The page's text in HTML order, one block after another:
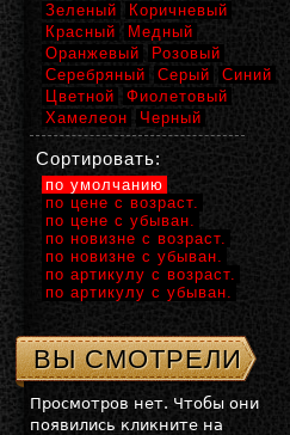
Зеленый
Коричневый
Красный
Медный
Оранжевый
Розовый
Серебряный
Серый
Синий
Цветной
Фиолетовый
Хамелеон
Черный
Сортировать:
по умолчанию
по цене с возраст.
по цене с убыван.
по новизне с возраст.
по новизне с убыван.
по артикулу с возраст.
по артикулу с убыван.
ВЫ СМОТРЕЛИ
Просмотров нет. Чтобы они
появились кликните на